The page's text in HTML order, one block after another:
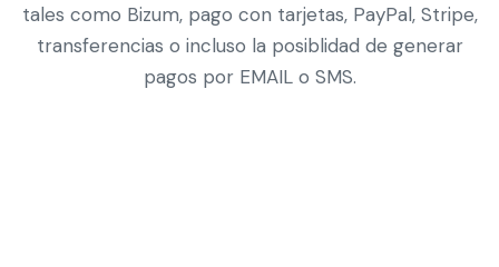
tales como Bizum, pago con tarjetas, PayPal, Stripe,
transferencias o incluso la posiblidad de generar
pagos por EMAIL o SMS.